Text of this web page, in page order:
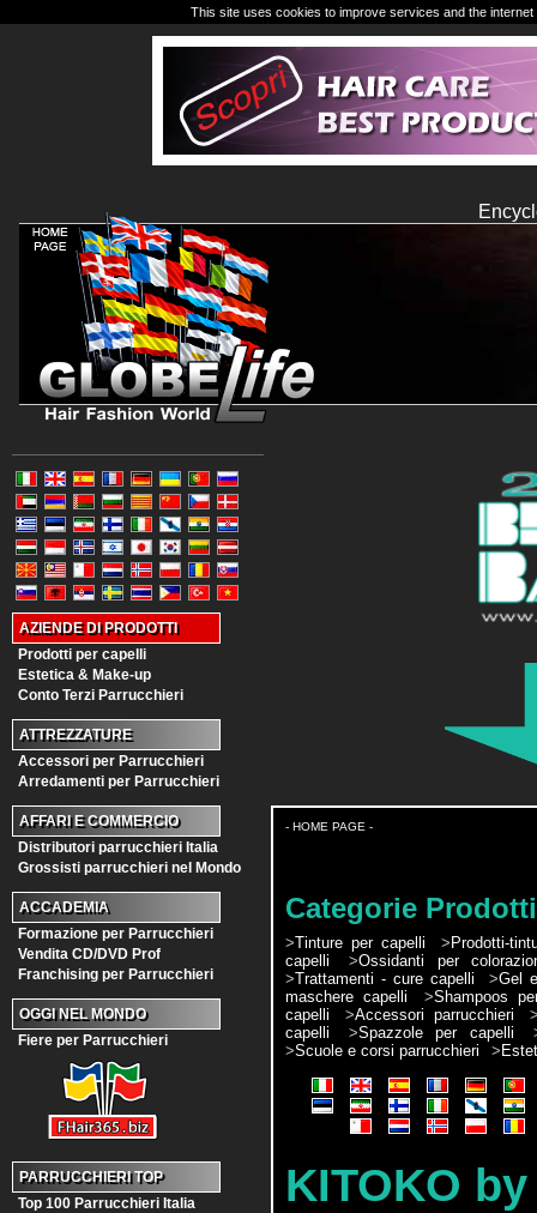
AZIENDE DI PRODOTTI
Prodotti per capelli
Estetica & Make-up
Conto Terzi Parrucchieri
ATTREZZATURE
Accessori per Parrucchieri
Arredamenti per Parrucchieri
AFFARI E COMMERCIO
Distributori parrucchieri Italia
Grossisti parrucchieri nel Mondo
ACCADEMIA
Formazione per Parrucchieri
Vendita CD/DVD Prof
Franchising per Parrucchieri
OGGI NEL MONDO
Fiere per Parrucchieri
PARRUCCHIERI TOP
Top 100 Parrucchieri Italia
- HOME PAGE -
Categorie Prodotti
>Tinture per capelli > Prodotti-
capelli
>Ossidanti per
>Trattamenti - cure capelli >Gel
maschere capelli
>Shampoos
capelli
>Accessori parrucchieri
capelli
>Spazzole per capelli
>Scuole e corsi parrucchieri >
KITOKO
This site uses cookies to improve services and the